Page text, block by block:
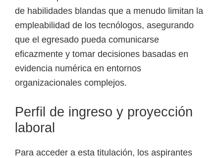
de habilidades blandas que a menudo limitan la
empleabilidad de los tecnólogos, asegurando
que el egresado pueda comunicarse
eficazmente y tomar decisiones basadas en
evidencia numérica en entornos
organizacionales complejos.
Perfil de ingreso y proyección
laboral
Para acceder a esta titulación, los aspirantes